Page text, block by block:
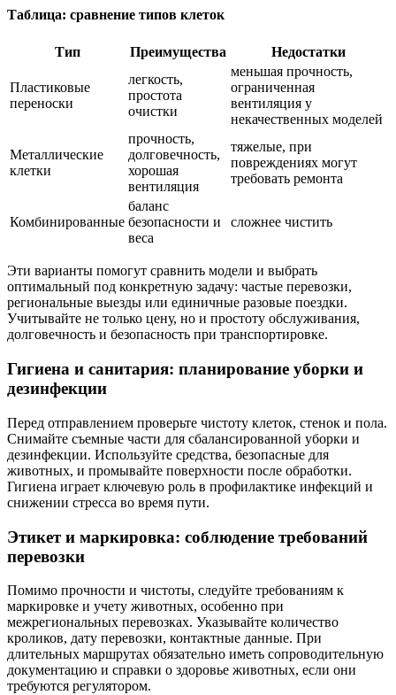
Таблица: сравнение типов клеток
Тип Преимущества Недостатки
Пластиковые
переноски
легкость,
простота
очистки
меньшая прочность,
ограниченная
вентиляция у
некачественных моделей
Металлические
клетки
прочность,
долговечность,
хорошая
вентиляция
тяжелые, при
повреждениях могут
требовать ремонта
Комбинированные
баланс
безопасности и
веса
сложнее чистить
Эти варианты помогут сравнить модели и выбрать
оптимальный под конкретную задачу: частые перевозки,
региональные выезды или единичные разовые поездки.
Учитывайте не только цену, но и простоту обслуживания,
долговечность и безопасность при транспортировке.
Гигиена и санитария: планирование уборки и
дезинфекции
Перед отправлением проверьте чистоту клеток, стенок и пола.
Снимайте съемные части для сбалансированной уборки и
дезинфекции. Используйте средства, безопасные для
животных, и промывайте поверхности после обработки.
Гигиена играет ключевую роль в профилактике инфекций и
снижении стресса во время пути.
Этикет и маркировка: соблюдение требований
перевозки
Помимо прочности и чистоты, следуйте требованиям к
маркировке и учету животных, особенно при
межрегиональных перевозках. Указывайте количество
кроликов, дату перевозки, контактные данные. При
длительных маршрутах обязательно иметь сопроводительную
документацию и справки о здоровье животных, если они
требуются регулятором.